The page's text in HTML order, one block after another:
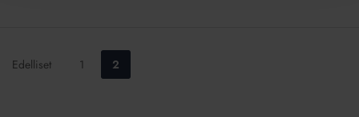
Edelliset
Siirry
sivulle:
1
Siirry
sivulle:
2